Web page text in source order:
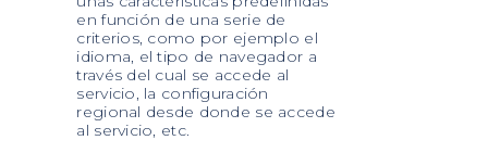
en función de una serie de
criterios, como por ejemplo el
idioma, el tipo de navegador a
través del cual se accede al
servicio, la configuración
regional desde donde se accede
al servicio, etc.